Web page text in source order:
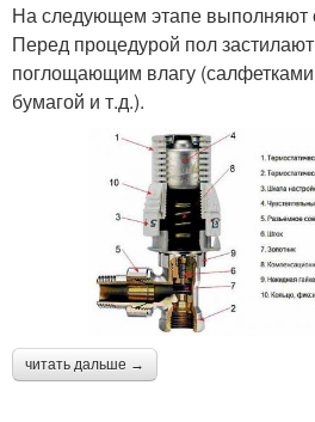
На следующем этапе выполняют
Перед процедурой пол
поглощающим влагу
бумагой и т.д.).
читать дальше →